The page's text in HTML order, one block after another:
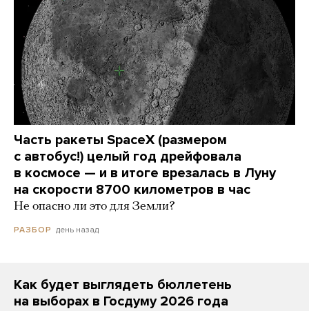
Часть ракеты SpaceX (размером
с автобус!) целый год дрейфовала
в космосе — и в итоге врезалась в Луну
на скорости 8700 километров в час
Не опасно ли это для Земли?
РАЗБОР день назад
Как будет выглядеть бюллетень
на выборах в Госдуму 2026 года